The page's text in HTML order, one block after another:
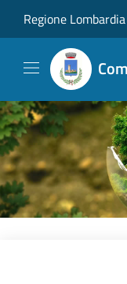
Regione Lombardia